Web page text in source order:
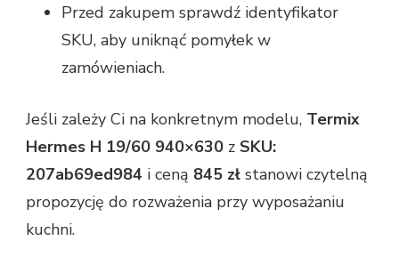
Przed zakupem sprawdź identyfikator
SKU, aby uniknąć pomyłek w
zamówieniach.
Jeśli zależy Ci na konkretnym modelu, Termix
Hermes H 19/60 940×630 z SKU:
207ab69ed984 i ceną 845 zł stanowi czytelną
propozycję do rozważenia przy wyposażaniu
kuchni.